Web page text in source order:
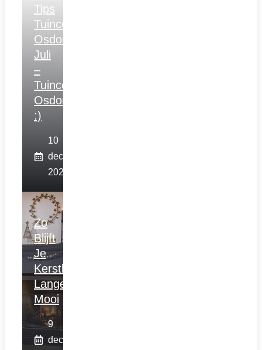
Tips
Tuincentrum
Osdorp
Juli
–
Tuincentrum
Osdorp
:)
10
december
2025
Zo
Blijft
Je
Kerstboom
Langer
Mooi
9
december